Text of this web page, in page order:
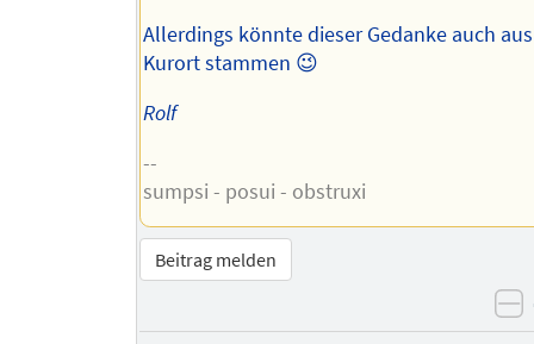
Allerdings könnte dieser Gedanke auch
Kurort stammen 😉
Rolf
--
sumpsi - posui - obstruxi
Beitrag melden